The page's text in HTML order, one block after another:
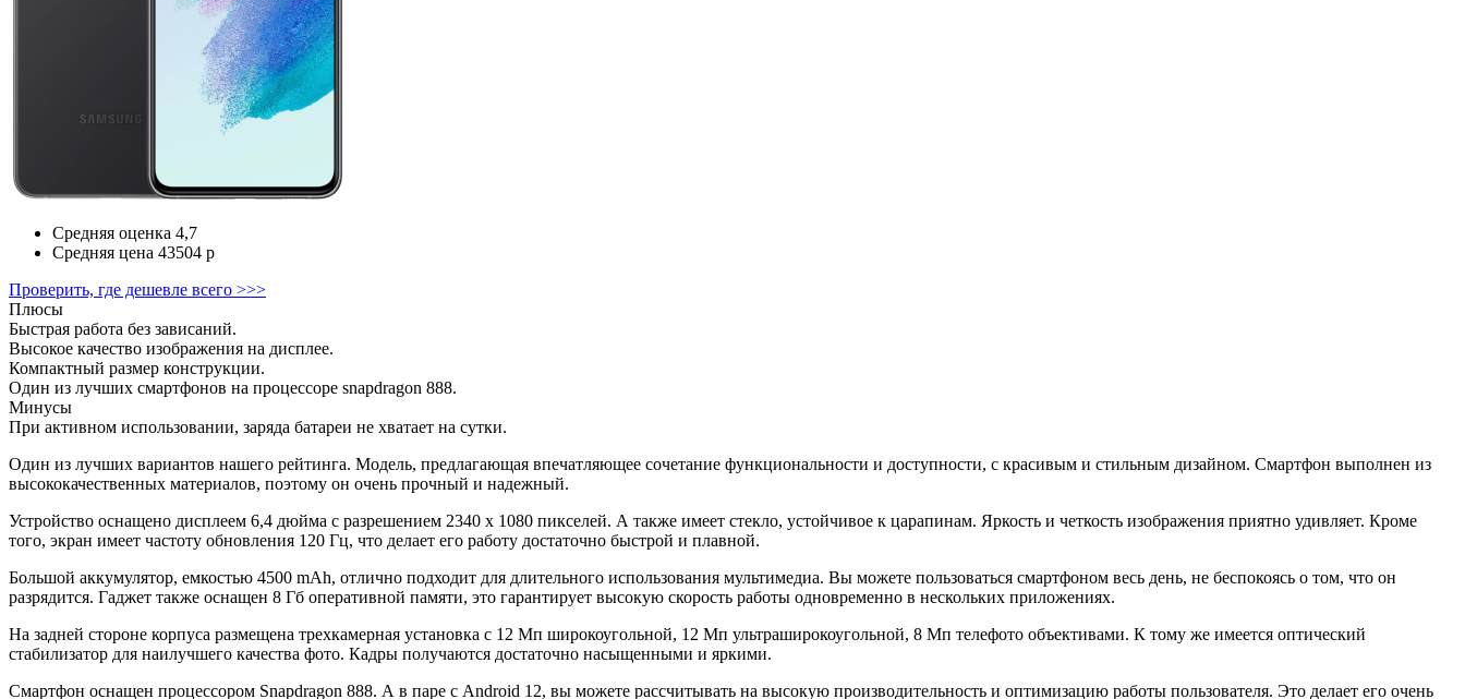
Средняя оценка 4,7
Средняя цена 43504 р
Проверить, где дешевле всего >>>
Плюсы
Быстрая работа без зависаний.
Высокое качество изображения на дисплее.
Компактный размер конструкции.
Один из лучших смартфонов на процессоре snapdragon 888.
Минусы
При активном использовании, заряда батареи не хватает на сутки.
Один из лучших вариантов нашего рейтинга. Модель, предлагающая впечатляющее сочетание функциональности и доступности, с красивым и стильным дизайном. Смартфон выполнен из
высококачественных материалов, поэтому он очень прочный и надежный.
Устройство оснащено дисплеем 6,4 дюйма с разрешением 2340 x 1080 пикселей. А также имеет стекло, устойчивое к царапинам. Яркость и четкость изображения приятно удивляет. Кроме
того, экран имеет частоту обновления 120 Гц, что делает его работу достаточно быстрой и плавной.
Большой аккумулятор, емкостью 4500 mAh, отлично подходит для длительного использования мультимедиа. Вы можете пользоваться смартфоном весь день, не беспокоясь о том, что он
разрядится. Гаджет также оснащен 8 Гб оперативной памяти, это гарантирует высокую скорость работы одновременно в нескольких приложениях.
На задней стороне корпуса размещена трехкамерная установка с 12 Мп широкоугольной, 12 Мп ультраширокоугольной, 8 Мп телефото объективами. К тому же имеется оптический
стабилизатор для наилучшего качества фото. Кадры получаются достаточно насыщенными и яркими.
Смартфон оснащен процессором Snapdragon 888. А в паре с Android 12, вы можете рассчитывать на высокую производительность и оптимизацию работы пользователя. Это делает его очень